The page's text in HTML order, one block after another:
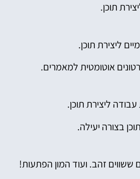
תוכן.
ליצירת תוכן.
אוטומטית למאמרים.
עבודה ליצירת תוכן.
בצורה יעילה.
ששווים זהב. ועוד המון הפתעות!